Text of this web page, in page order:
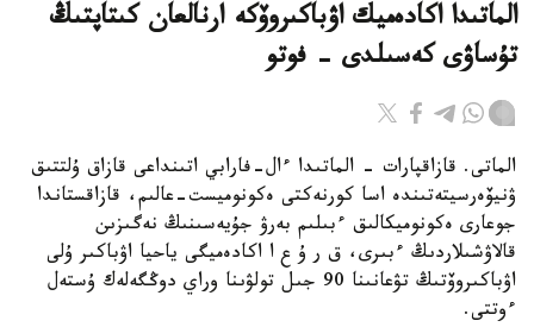
الماتىدا اكادەميك اۋباكىروۆكە ارنالعان كىتاپتىڭ
تۇساۋى كەسىلدى - فوتو
الماتى. قازاقپارات - الماتىدا ءال-فارابي اتىنداعى قازاق ۇلتتىق
ۋنيۆەرسيتەتىندە اسا كورنەكتى ەكونوميست-عالىم، قازاقستاندا
جوعارى ەكونوميكالىق ءبىلىم بەرۋ جۇيەسىنىڭ نەگىزىن
قالاۋشىلاردىڭ ءبىرى، ق ر ۇ ع ا اكادەميگى ياحيا اۋباكىر ۇلى
اۋباكىروۆتىڭ تۋعانىنا 90 جىل تولۋىنا وراي دوڭگەلەك ۇستەل
ءوتتى.